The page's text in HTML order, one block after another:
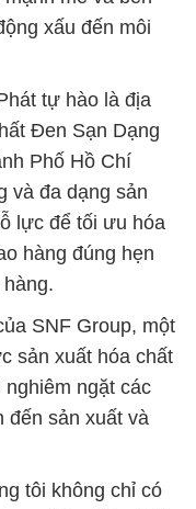
xấu đến môi
tự hào là địa
Ðen Sạn Dạng
Phố Hồ Chí
và đa dạng sản
lực để tối ưu hóa
hàng đúng hẹn
SNF Group, một
sản xuất hóa chất
ngặt các
đến sản xuất và
tôi không chỉ có